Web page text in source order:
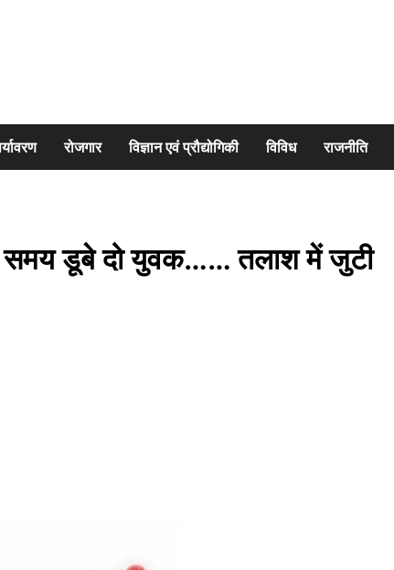
रोजगार विज्ञान एवं प्रौद्योगिकी विविध राजनीति
डूबे दो युवक…… तलाश में जुटी